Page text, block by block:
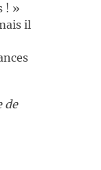
! »
il
de